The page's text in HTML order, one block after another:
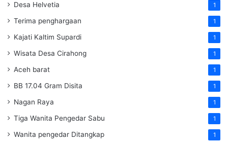
Desa Helvetia 1
Terima penghargaan 1
Kajati Kaltim Supardi 1
Wisata Desa Cirahong 1
Aceh barat 1
BB 17.04 Gram Disita 1
Nagan Raya 1
Tiga Wanita Pengedar Sabu 1
Wanita pengedar Ditangkap 1